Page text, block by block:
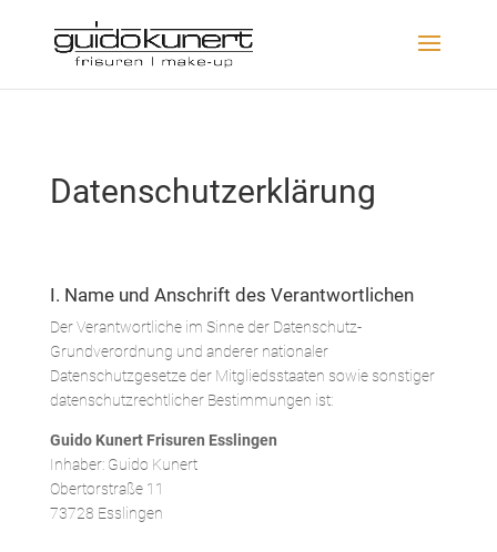
Datenschutzerklärung
I. Name und Anschrift des Verantwortlichen
Der Verantwortliche im Sinne der Datenschutz-
Grundverordnung und anderer nationaler
Datenschutzgesetze der Mitgliedsstaaten sowie sonstiger
datenschutzrechtlicher Bestimmungen ist:
Guido Kunert Frisuren Esslingen
Inhaber: Guido Kunert
Obertorstraße 11
73728 Esslingen